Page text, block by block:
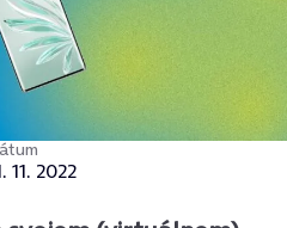
11. 2022